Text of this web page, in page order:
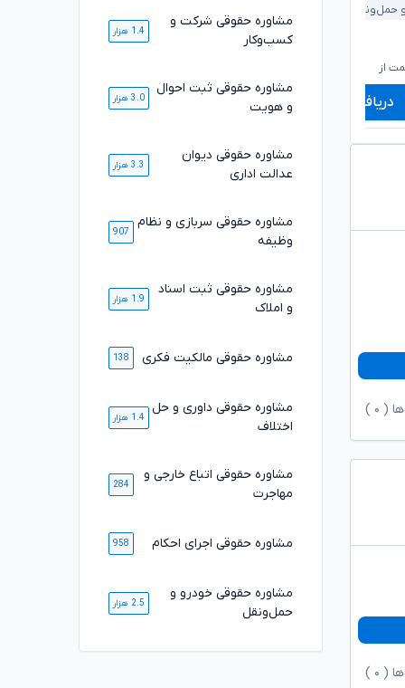
حمل‌ونقل
از
دریافت مشاوره دریافت مشاوره
( ۰
( ۰
مشاوره حقوقی شرکت و
کسب‌وکار
1.4 هزار
مشاوره حقوقی ثبت احوال
و هویت
3.0 هزار
مشاوره حقوقی دیوان
عدالت اداری
3.3 هزار
مشاوره حقوقی سربازی و نظام
وظیفه
907
مشاوره حقوقی ثبت اسناد
و املاک
1.9 هزار
مشاوره حقوقی مالکیت فکری 138
مشاوره حقوقی داوری و حل
اختلاف
1.4 هزار
مشاوره حقوقی اتباع خارجی و
مهاجرت
284
مشاوره حقوقی اجرای احکام 958
مشاوره حقوقی خودرو و
حمل‌ونقل
2.5 هزار